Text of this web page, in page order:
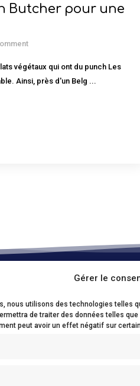
Gérer le
nous utilisons des technologies telles
de traiter des données telles
peut avoir un effet négatif sur
Butcher pour une
végétaux qui ont du punch Les
Ainsi, près d'un Belg ...